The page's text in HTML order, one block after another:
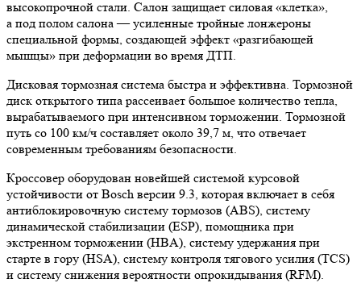
высокопрочной стали. Салон защищает силовая «клетка»,
а под полом салона — усиленные тройные лонжероны
специальной формы, создающей эффект «разгибающей
мышцы» при деформации во время ДТП.
Дисковая тормозная система быстра и эффективна. Тормозной
диск открытого типа рассеивает большое количество тепла,
вырабатываемого при интенсивном торможении. Тормозной
путь со 100 км/ч составляет около 39,7 м, что отвечает
современным требованиям безопасности.
Кроссовер оборудован новейшей системой курсовой
устойчивости от Bosch версии 9.3, которая включает в себя
антиблокировочную систему тормозов (ABS), систему
динамической стабилизации (ESP), помощника при
экстренном торможении (HBA), систему удержания при
старте в гору (HSA), систему контроля тягового усилия (TCS)
и систему снижения вероятности опрокидывания (RFM).